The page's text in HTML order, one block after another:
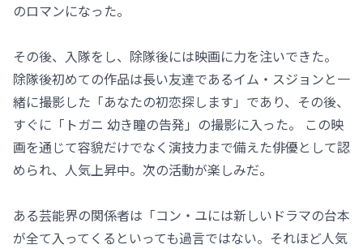
のロマンになった。
その後、入隊をし、除隊後には映画に力を注いできた。
除隊後初めての作品は長い友達であるイム・スジョンと一
緒に撮影した「あなたの初恋探します」であり、その後、
すぐに「トガニ 幼き瞳の告発」の撮影に入った。 この映
画を通じて容貌だけでなく演技力まで備えた俳優として認
められ、人気上昇中。次の活動が楽しみだ。
ある芸能界の関係者は「コン・ユには新しいドラマの台本
が全て入ってくるといっても過言ではない。それほど人気